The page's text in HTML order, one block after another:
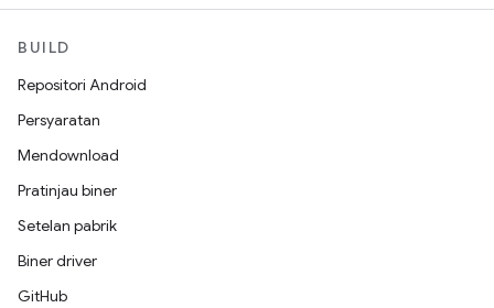
BUILD
Repositori Android
Persyaratan
Mendownload
Pratinjau biner
Setelan pabrik
Biner driver
GitHub